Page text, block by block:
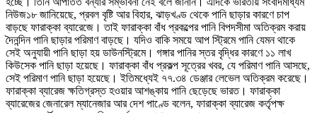
নিউজ১৮ জানিয়েছে, প্রবল বৃষ্টি আর বিহার, ঝাড়খণ্ড থেকে পানি ছাড়ার কারণে চাপ
বাড়ছে ফারাক্কা ব্যারেজে। তাই ফারাক্কা বাঁধ প্রকল্পের পানি বিপদসীমা অতিক্রম করায়
দৈনন্দিন পানি ছাড়ার পরিমাণ বাড়ছে। যদিও বাকি সময়ে আপ স্ট্রিমে পানি যেমন থাকে
সেই অনুযায়ী পানি ছাড়া হয় ডাউনস্ট্রিমে। গঙ্গার পানির স্তর বৃদ্ধির কারণে ১১ লাখ
কিউসেক পানি ছাড়া হয়েছে। ফারাক্কা বাঁধ প্রকল্প সূত্রের খবর, যে পরিমাণ পানি আসছে,
সেই পরিমাণ পানি ছাড়া হয়েছে। ইতিমধ্যেই ৭৭.৩৪ ডেঞ্জার লেভেল অতিক্রম করেছে।
ফারাক্কা ব্যারেজ ক্ষতিগ্রস্ত হওয়ার আশঙ্কায় পানি ছেড়েছে ভারত। ফারাক্কা
ব্যারেজের জেনারেল ম্যানেজার আর দেশ পাণ্ডে বলেন, ফারাক্কা ব্যারেজ কর্তৃপক্ষ